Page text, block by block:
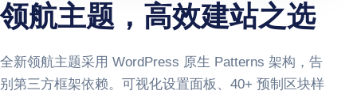
领航主题，高效建站之选
全新领航主题采用 WordPress 原生 Patterns 架构，告
别第三方框架依赖。可视化设置面板、40+ 预制区块样